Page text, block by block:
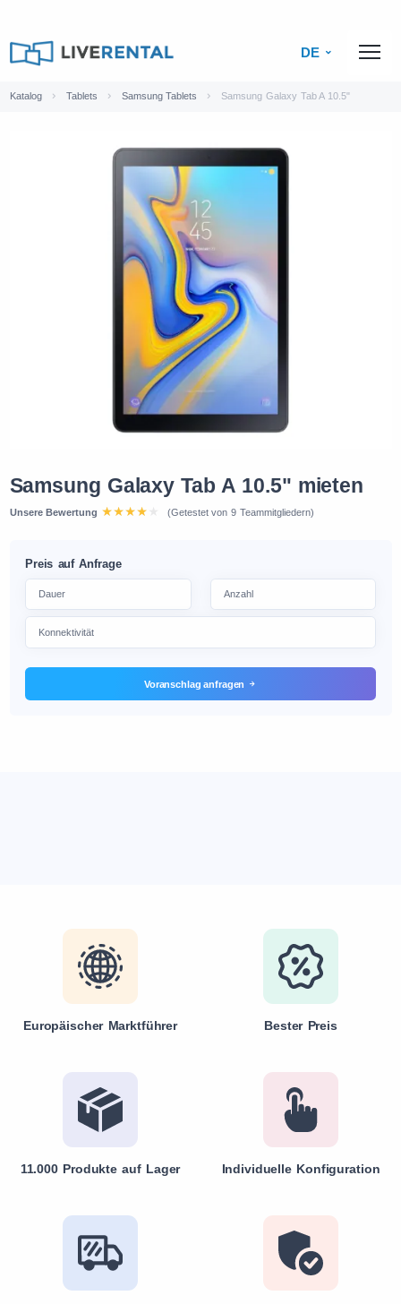
DE
Katalog Tablets Samsung Tablets Samsung Galaxy Tab A 10.5"
Samsung Galaxy Tab A 10.5" mieten
Unsere Bewertung (Getestet von 9 Teammitgliedern)
Preis auf Anfrage
Voranschlag anfragen
Europäischer Marktführer Bester Preis
11.000 Produkte auf Lager Individuelle Konfiguration